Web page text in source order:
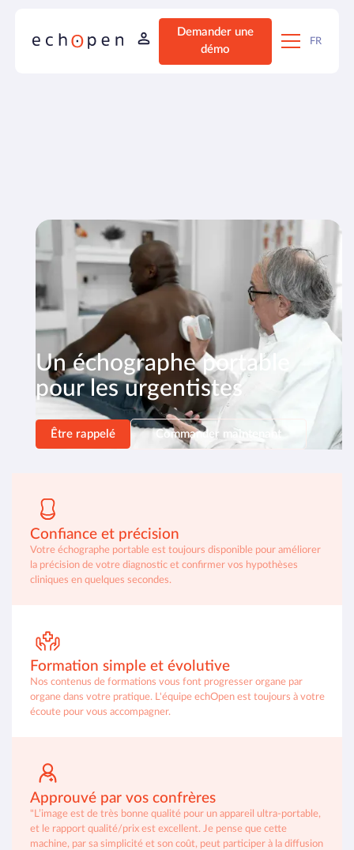
Demander une
démo
FR
Un échographe portable
pour les urgentistes
Être rappelé Commander maintenant
Confiance et précision
Votre échographe portable est toujours disponible pour améliorer
la précision de votre diagnostic et confirmer vos hypothèses
cliniques en quelques secondes.
Formation simple et évolutive
Nos contenus de formations vous font progresser organe par
organe dans votre pratique. L'équipe echOpen est toujours à votre
écoute pour vous accompagner.
Approuvé par vos confrères
"L’image est de très bonne qualité pour un appareil ultra-portable,
et le rapport qualité/prix est excellent. Je pense que cette
machine, par sa simplicité et son coût, peut participer à la diffusion